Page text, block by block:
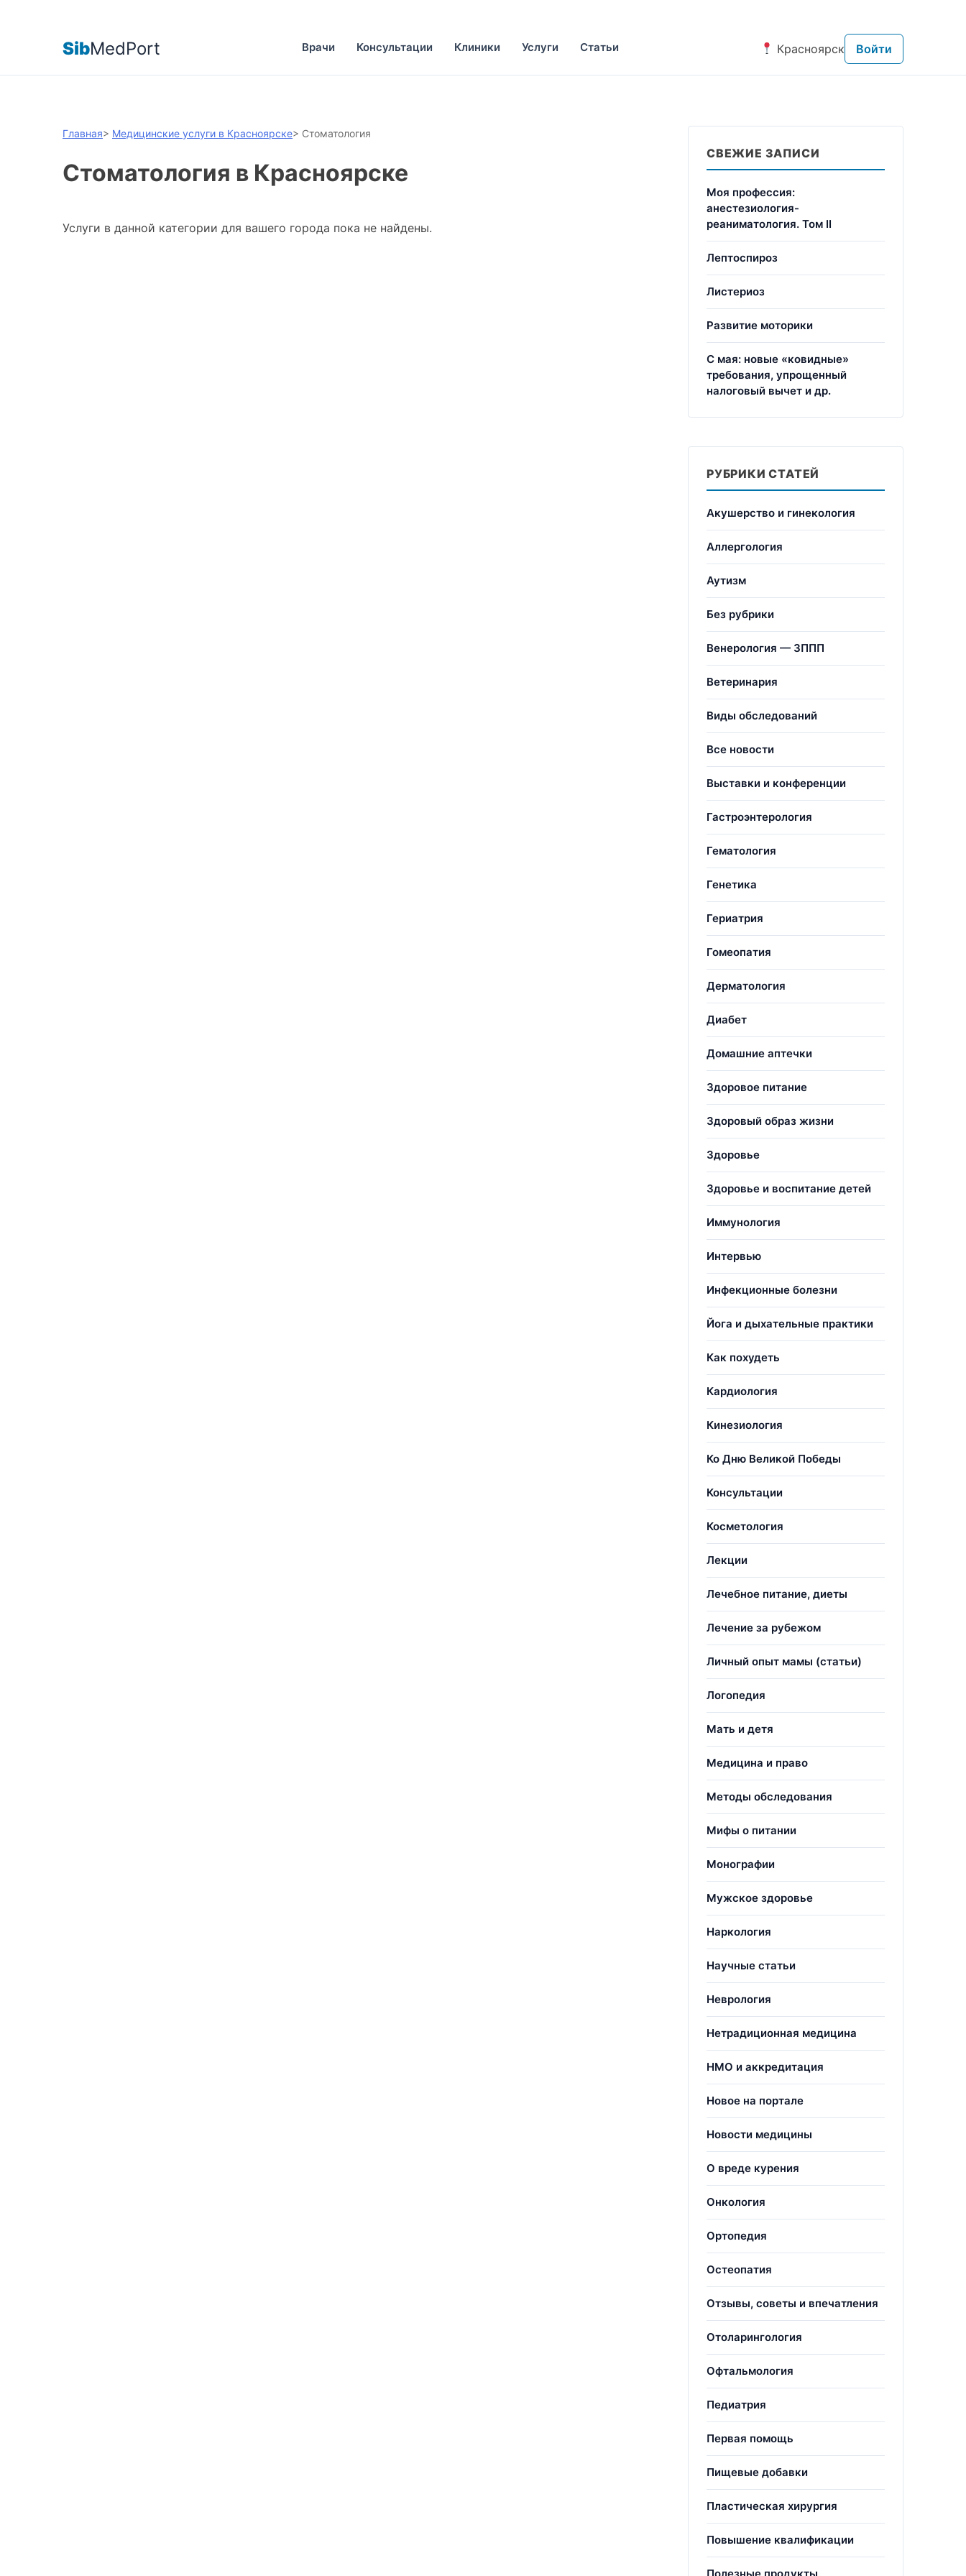
SibMedPort Врачи Консультации Клиники Услуги Статьи Красноярск Войти
Главная> Медицинские услуги в Красноярске> Стоматология
Стоматология в Красноярске
Услуги в данной категории для вашего города пока не найдены.
СВЕЖИЕ ЗАПИСИ
Моя профессия:
анестезиология-
реаниматология. Том II
Лептоспироз
Листериоз
Развитие моторики
С мая: новые «ковидные»
требования, упрощенный
налоговый вычет и др.
РУБРИКИ СТАТЕЙ
Акушерство и гинекология
Аллергология
Аутизм
Без рубрики
Венерология — ЗППП
Ветеринария
Виды обследований
Все новости
Выставки и конференции
Гастроэнтерология
Гематология
Генетика
Гериатрия
Гомеопатия
Дерматология
Диабет
Домашние аптечки
Здоровое питание
Здоровый образ жизни
Здоровье
Здоровье и воспитание детей
Иммунология
Интервью
Инфекционные болезни
Йога и дыхательные практики
Как похудеть
Кардиология
Кинезиология
Ко Дню Великой Победы
Консультации
Косметология
Лекции
Лечебное питание, диеты
Лечение за рубежом
Личный опыт мамы (статьи)
Логопедия
Мать и детя
Медицина и право
Методы обследования
Мифы о питании
Монографии
Мужское здоровье
Наркология
Научные статьи
Неврология
Нетрадиционная медицина
НМО и аккредитация
Новое на портале
Новости медицины
О вреде курения
Онкология
Ортопедия
Остеопатия
Отзывы, советы и впечатления
Отоларингология
Офтальмология
Педиатрия
Первая помощь
Пищевые добавки
Пластическая хирургия
Повышение квалификации